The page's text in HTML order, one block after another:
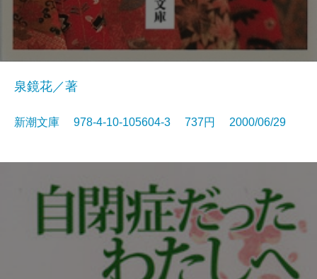
泉鏡花／著
新潮文庫 978-4-10-105604-3 737円 2000/06/29